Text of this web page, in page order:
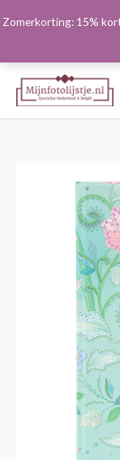
Zomerkorting: 15%
naar